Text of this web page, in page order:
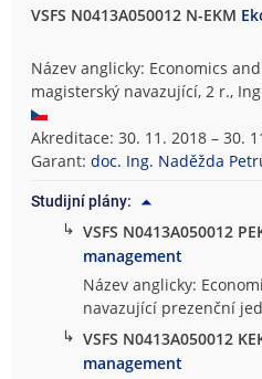
VSFS N0413A050012 N-EKM
Název anglicky: Economics
magisterský navazující, 2 r.,
Akreditace: 30. 11. 2018 – 30.
Garant:doc. Ing. Naděžda
Studijní plány:
↳ VSFS N0413A050012
management
Název anglicky:
navazující prezenční
↳ VSFS N0413A050012
management